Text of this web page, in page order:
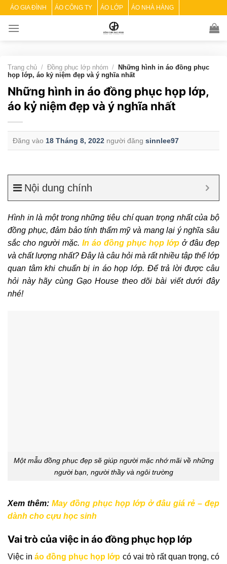
Skip
content
ÁO GIA ĐÌNH ÁO CÔNG TY ÁO LỚP ÁO NHÀ HÀNG
Trang chủ / Đồng phục lớp nhóm /
Những hình in áo đồng phục
họp lớp, áo kỷ niệm đẹp và ý nghĩa nhất
Những hình in áo đồng phục họp lớp,
áo kỷ niệm đẹp và ý nghĩa nhất
Đăng vào 18 Tháng 8, 2022 người đăng sinnlee97
Nội dung chính
Hình in là một trong những tiêu chí quan trọng nhất của bộ
đồng phục, đảm bảo tính thẩm mỹ và mang lại ý nghĩa sâu
sắc cho người mặc. In áo đồng phục họp lớp ở đâu đẹp
và chất lượng nhất? Đây là câu hỏi mà rất nhiều tập thể lớp
quan tâm khi chuẩn bị in áo họp lớp. Để trả lời được câu
hỏi này hãy cùng Gạo House theo dõi bài viết dưới đây
nhé!
Một mẫu đồng phục đẹp sẽ giúp người mặc nhớ mãi về những
người bạn, người thầy và ngôi trường
Xem thêm: May đồng phục họp lớp ở đâu giá rẻ – đẹp
dành cho cựu học sinh
Vai trò của việc in áo đồng phục họp lớp
Việc ináo đồng phục họp lớp có vai trò rất quan trọng, có